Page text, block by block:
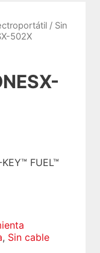
/ Sin
502X
FUEL™
, Sin cable